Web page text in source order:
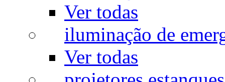
Ver todas
iluminação de
Ver todas